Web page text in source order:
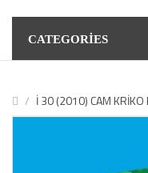
CATEGORIES
İ 30 (2010) CAM KRİKO